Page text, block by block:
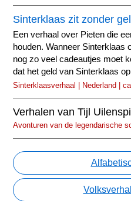
Sinterklaas zit zonder
Een verhaal over Pieten die
houden. Wanneer Sinterklaas
nog zo veel cadeautjes moet
dat het geld van Sinterklaas
Sinterklaasverhaal | Nederland |
Verhalen van Tijl
Avonturen van de legendarische